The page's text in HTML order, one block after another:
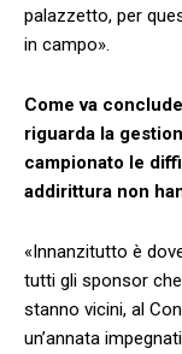
palazzetto, per
in campo».
Come va
riguarda la
campionato le
addirittura non
«Innanzitutto è
tutti gli sponsor
stanno vicini, al
un’annata